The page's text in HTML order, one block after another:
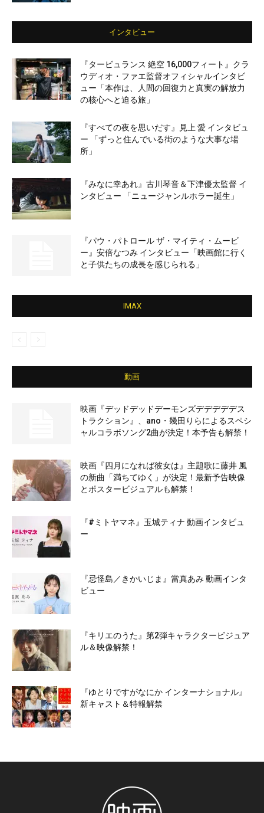
インタビュー
『タービュランス 絶空 16,000フィート』クラ
ウディオ・ファエ監督オフィシャルインタビ
ュー「本作は、人間の回復力と真実の解放力
の核心へと迫る旅」
『すべての夜を思いだす』見上 愛 インタビュ
ー 「ずっと住んでいる街のような大事な場
所」
『みなに幸あれ』古川琴音＆下津優太監督 イ
ンタビュー 「ニュージャンルホラー誕生」
『パウ・パトロール ザ・マイティ・ムービ
ー』安倍なつみ インタビュー「映画館に行く
と子供たちの成長を感じられる」
IMAX
動画
映画『デッドデッドデーモンズデデデデデス
トラクション』、ano・幾田りらによるスペシ
ャルコラボソング2曲が決定！本予告も解禁！
映画『四月になれば彼女は』主題歌に藤井 風
の新曲「満ちてゆく」が決定！最新予告映像
とポスタービジュアルも解禁！
『#ミトヤマネ』玉城ティナ 動画インタビュ
ー
『忌怪島／きかいじま』當真あみ 動画インタ
ビュー
『キリエのうた』第2弾キャラクタービジュア
ル＆映像解禁！
『ゆとりですがなにか インターナショナル』
新キャスト＆特報解禁